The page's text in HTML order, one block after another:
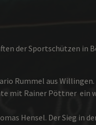
der Sportschützen in
Rummel aus
mit Rainer Pöttner ein
Hensel. Der Sieg in